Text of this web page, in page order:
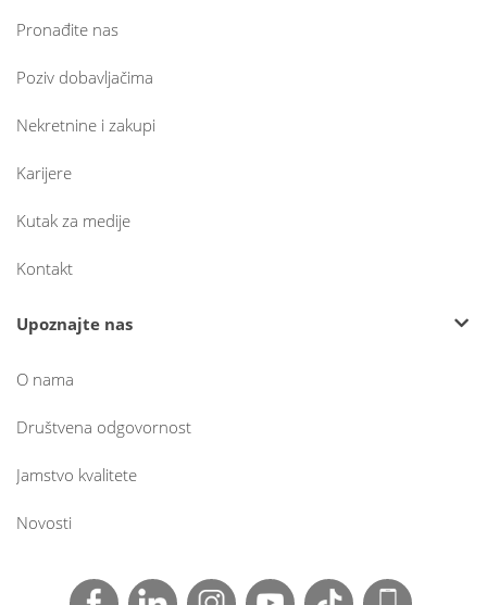
Pronađite nas
Poziv dobavljačima
Nekretnine i zakupi
Karijere
Kutak za medije
Kontakt
Upoznajte nas
O nama
Društvena odgovornost
Jamstvo kvalitete
Novosti